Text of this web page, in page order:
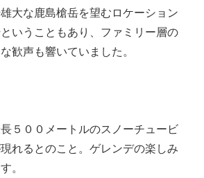
大な鹿島槍岳を望むロケーション
いうこともあり、ファミリー層の
歓声も響いていました。
５００メートルのスノーチュービ
れるとのこと。ゲレンデの楽しみ
。